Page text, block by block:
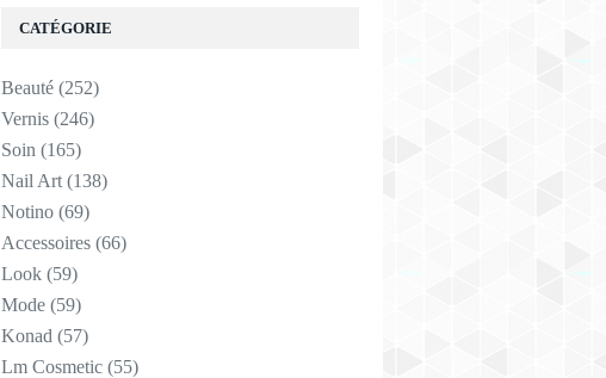
CATÉGORIE
Beauté (252)
Vernis (246)
Soin (165)
Nail Art (138)
Notino (69)
Accessoires (66)
Look (59)
Mode (59)
Konad (57)
Lm Cosmetic (55)